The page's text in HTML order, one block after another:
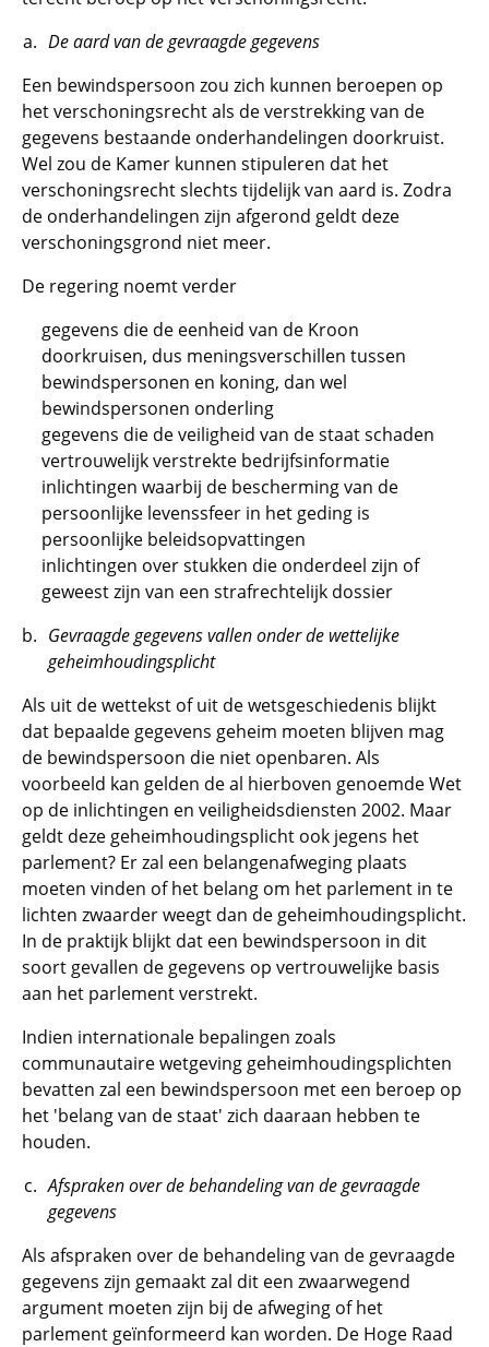
De aard van de gevraagde gegevens
Een bewindspersoon zou zich kunnen beroepen op
het verschoningsrecht als de verstrekking van de
gegevens bestaande onderhandelingen doorkruist.
Wel zou de Kamer kunnen stipuleren dat het
verschoningsrecht slechts tijdelijk van aard is. Zodra
de onderhandelingen zijn afgerond geldt deze
verschoningsgrond niet meer.
De regering noemt verder
gegevens die de eenheid van de Kroon
doorkruisen, dus meningsverschillen tussen
bewindspersonen en koning, dan wel
bewindspersonen onderling
gegevens die de veiligheid van de staat schaden
vertrouwelijk verstrekte bedrijfsinformatie
inlichtingen waarbij de bescherming van de
persoonlijke levenssfeer in het geding is
persoonlijke beleidsopvattingen
inlichtingen over stukken die onderdeel zijn of
geweest zijn van een strafrechtelijk dossier
Gevraagde gegevens vallen onder de wettelijke
geheimhoudingsplicht
Als uit de wettekst of uit de wetsgeschiedenis blijkt
dat bepaalde gegevens geheim moeten blijven mag
de bewindspersoon die niet openbaren. Als
voorbeeld kan gelden de al hierboven genoemde Wet
op de inlichtingen en veiligheidsdiensten 2002. Maar
geldt deze geheimhoudingsplicht ook jegens het
parlement? Er zal een belangenafweging plaats
moeten vinden of het belang om het parlement in te
lichten zwaarder weegt dan de geheimhoudingsplicht.
In de praktijk blijkt dat een bewindspersoon in dit
soort gevallen de gegevens op vertrouwelijke basis
aan het parlement verstrekt.
Indien internationale bepalingen zoals
communautaire wetgeving geheimhoudingsplichten
bevatten zal een bewindspersoon met een beroep op
het 'belang van de staat' zich daaraan hebben te
houden.
Afspraken over de behandeling van de gevraagde
gegevens
Als afspraken over de behandeling van de gevraagde
gegevens zijn gemaakt zal dit een zwaarwegend
argument moeten zijn bij de afweging of het
parlement geïnformeerd kan worden. De Hoge Raad